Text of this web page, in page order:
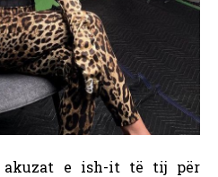
e ish-it të tij për